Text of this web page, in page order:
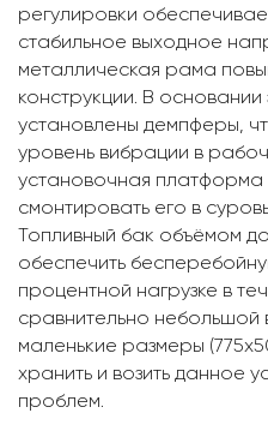
регулировки
стабильное выходное
металлическая рама
конструкции. В
установлены демпферы,
уровень вибрации в
установочная платформа
смонтировать его в
Топливный бак объёмом
обеспечить
процентной нагрузке в
сравнительно небольшой
маленькие размеры
хранить и возить данное
проблем.